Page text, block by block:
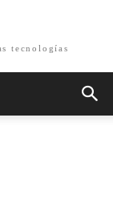
tecnologías